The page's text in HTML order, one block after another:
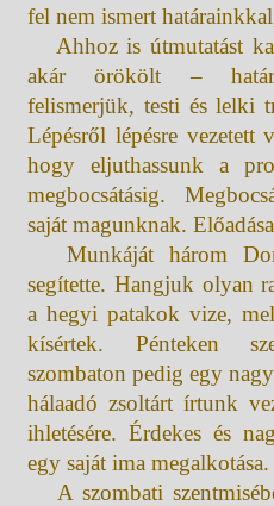
fel nem ismert
Ahhoz is útmutatást
akár örökölt –
felismerjük, testi és lelki
Lépésről lépésre vezetett
hogy eljuthassunk a
megbocsátásig.
saját magunknak.
Munkáját három
segítette. Hangjuk olyan
a hegyi patakok vize,
kísértek. Pénteken
szombaton pedig egy
hálaadó zsoltárt írtunk
ihletésére. Érdekes és
egy saját ima megalkotása.
A szombati